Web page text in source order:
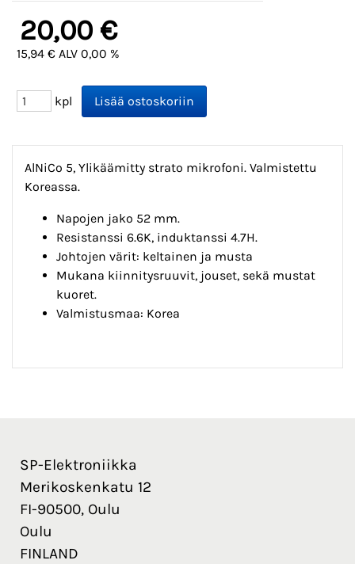
20,00 €
15,94 € ALV 0,00 %
kpl
AlNiCo 5, Ylikäämitty strato mikrofoni. Valmistettu
Koreassa.
Napojen jako 52 mm.
Resistanssi 6.6K, induktanssi 4.7H.
Johtojen värit: keltainen ja musta
Mukana kiinnitysruuvit, jouset, sekä mustat
kuoret.
Valmistusmaa: Korea
SP-Elektroniikka
Merikoskenkatu 12
FI-90500, Oulu
Oulu
FINLAND